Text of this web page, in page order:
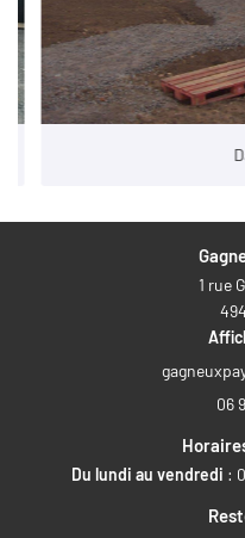
Avis
Actualités
Contact
1 rue
06
Du lundi au vendredi :